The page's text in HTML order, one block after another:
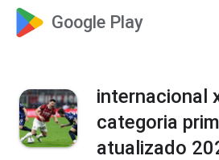
Google Play
internacional
categoria
atualizado